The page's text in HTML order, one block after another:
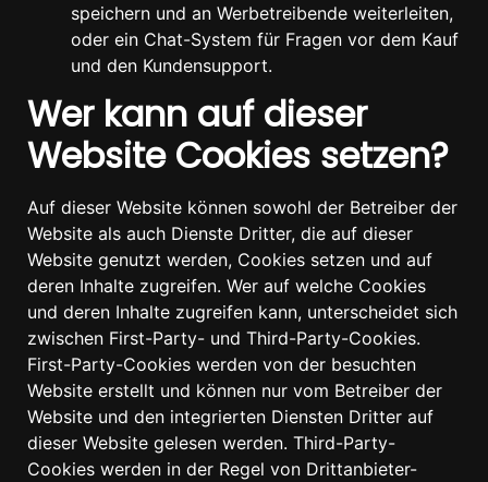
speichern und an Werbetreibende weiterleiten,
oder ein Chat-System für Fragen vor dem Kauf
und den Kundensupport.
Wer kann auf dieser
Website Cookies setzen?
Auf dieser Website können sowohl der Betreiber der
Website als auch Dienste Dritter, die auf dieser
Website genutzt werden, Cookies setzen und auf
deren Inhalte zugreifen. Wer auf welche Cookies
und deren Inhalte zugreifen kann, unterscheidet sich
zwischen First-Party- und Third-Party-Cookies.
First-Party-Cookies werden von der besuchten
Website erstellt und können nur vom Betreiber der
Website und den integrierten Diensten Dritter auf
dieser Website gelesen werden. Third-Party-
Cookies werden in der Regel von Drittanbieter-